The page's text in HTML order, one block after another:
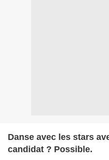
Danse avec les stars
candidat ? Possible.